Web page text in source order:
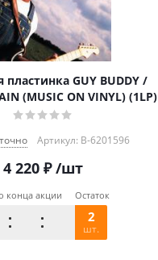
GUY BUDDY /
(MUSIC ON VINYL) (1LP)
Артикул: B-6201596
4 220₽ /шт
конца акции Остаток
2
шт.